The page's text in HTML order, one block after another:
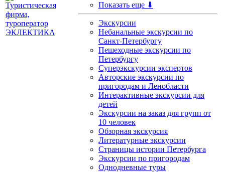
Показать еще ⬇
Экскурсии
Небанальные экскурсии по
Санкт-Петербургу
Пешеходные экскурсии по
Петербургу
Суперэкскурсии экспертов
Авторские экскурсии по
пригородам и Ленобласти
Интерактивные экскурсии для
детей
Экскурсии на заказ для групп от
10 человек
Обзорная экскурсия
Литературные экскурсии
Страницы истории Петербурга
Экскурсии по пригородам
Однодневные туры